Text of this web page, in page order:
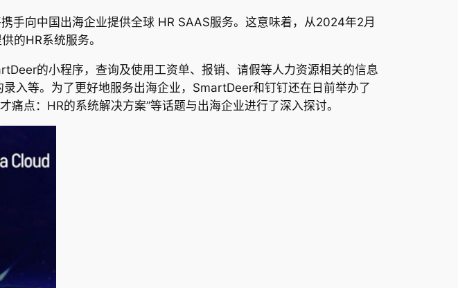
向中国出海企业提供全球 HR SAAS服务。这意味着，从2024年2月
的HR系统服务。
的小程序，查询及使用工资单、报销、请假等人力资源相关的信息
入等。为了更好地服务出海企业，SmartDeer和钉钉还在日前举办了
点：HR的系统解决方案”等话题与出海企业进行了深入探讨。